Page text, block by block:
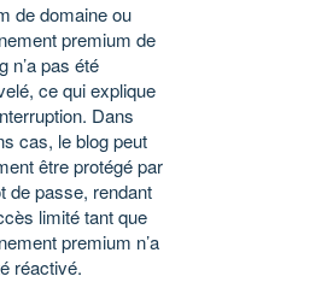
de domaine ou
premium de
n’a pas été
ce qui explique
Dans
cas, le blog peut
être protégé par
de passe, rendant
limité tant que
premium n’a
réactivé.